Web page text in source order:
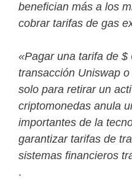
benefician más a los
cobrar tarifas de gas
«Pagar una tarifa de $
transacción Uniswap
solo para retirar un
criptomonedas anula
importantes de la
garantizar tarifas de
sistemas financieros
.